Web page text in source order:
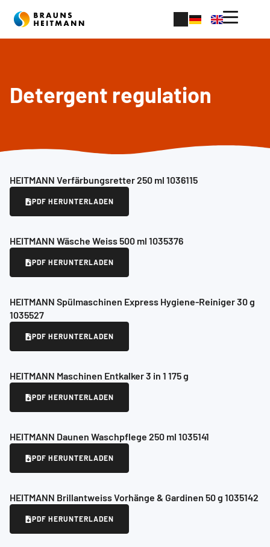
Detergent regulation
HEITMANN Verfärbungsretter 250 ml 1036115
PDF HERUNTERLADEN
HEITMANN Wäsche Weiss 500 ml 1035376
PDF HERUNTERLADEN
HEITMANN Spülmaschinen Express Hygiene-Reiniger 30 g
1035527
PDF HERUNTERLADEN
HEITMANN Maschinen Entkalker 3 in 1 175 g
PDF HERUNTERLADEN
HEITMANN Daunen Waschpflege 250 ml 1035141
PDF HERUNTERLADEN
HEITMANN Brillantweiss Vorhänge & Gardinen 50 g 1035142
PDF HERUNTERLADEN